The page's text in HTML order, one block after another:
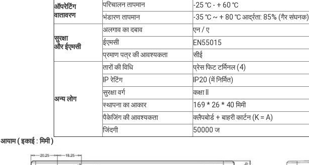
ऑपरेटिंग
वातावरण
परिचालन तापमान
-25 ℃ - + 60 ℃
भंडारण तापमान
-35 ℃ ~ + 80 ℃ आर्द्रता: 85% (गैर संघनक)
सुरक्षा
और ईएमसी
अलगाव का दबाव
एन / ए
ईएमसी
EN55015
प्रमाण पत्र की आवश्यकता
सीई
अन्य लोग
तारों की विधि
प्रेस फिट टर्मिनल (4)
IP रेटिंग
IP20 (में निर्मित)
सुरक्षा वर्ग
कक्षा II
स्थापना का आकार
169 * 26 * 40 मिमी
पैकेजिंग की आवश्यकता
क्लैपबोर्ड + बाहरी कार्टन (K = A)
जिंदगी
50000 ज
आयाम (इकाई : मिमी)